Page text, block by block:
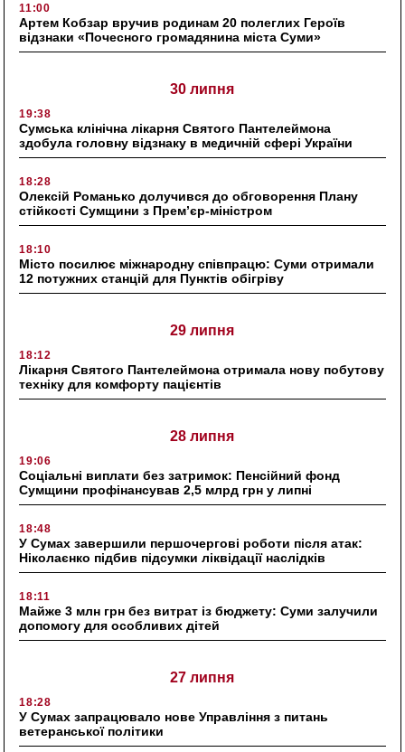
11:00
Артем Кобзар вручив родинам 20 полеглих Героїв
відзнаки «Почесного громадянина міста Суми»
30 липня
19:38
Сумська клінічна лікарня Святого Пантелеймона
здобула головну відзнаку в медичній сфері України
18:28
Олексій Романько долучився до обговорення Плану
стійкості Сумщини з Прем’єр-міністром
18:10
Місто посилює міжнародну співпрацю: Суми отримали
12 потужних станцій для Пунктів обігріву
29 липня
18:12
Лікарня Святого Пантелеймона отримала нову побутову
техніку для комфорту пацієнтів
28 липня
19:06
Соціальні виплати без затримок: Пенсійний фонд
Сумщини профінансував 2,5 млрд грн у липні
18:48
У Сумах завершили першочергові роботи після атак:
Ніколаєнко підбив підсумки ліквідації наслідків
18:11
Майже 3 млн грн без витрат із бюджету: Суми залучили
допомогу для особливих дітей
27 липня
18:28
У Сумах запрацювало нове Управління з питань
ветеранської політики